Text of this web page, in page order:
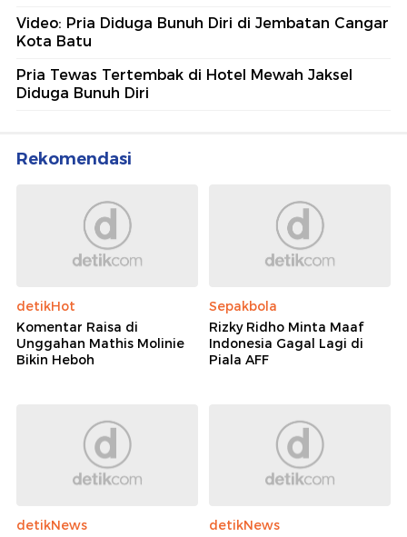
Video: Pria Diduga Bunuh Diri di Jembatan Cangar
Kota Batu
Pria Tewas Tertembak di Hotel Mewah Jaksel
Diduga Bunuh Diri
Rekomendasi
detikHot
Komentar Raisa di
Unggahan Mathis Molinie
Bikin Heboh
Sepakbola
Rizky Ridho Minta Maaf
Indonesia Gagal Lagi di
Piala AFF
detikNews
detikNews